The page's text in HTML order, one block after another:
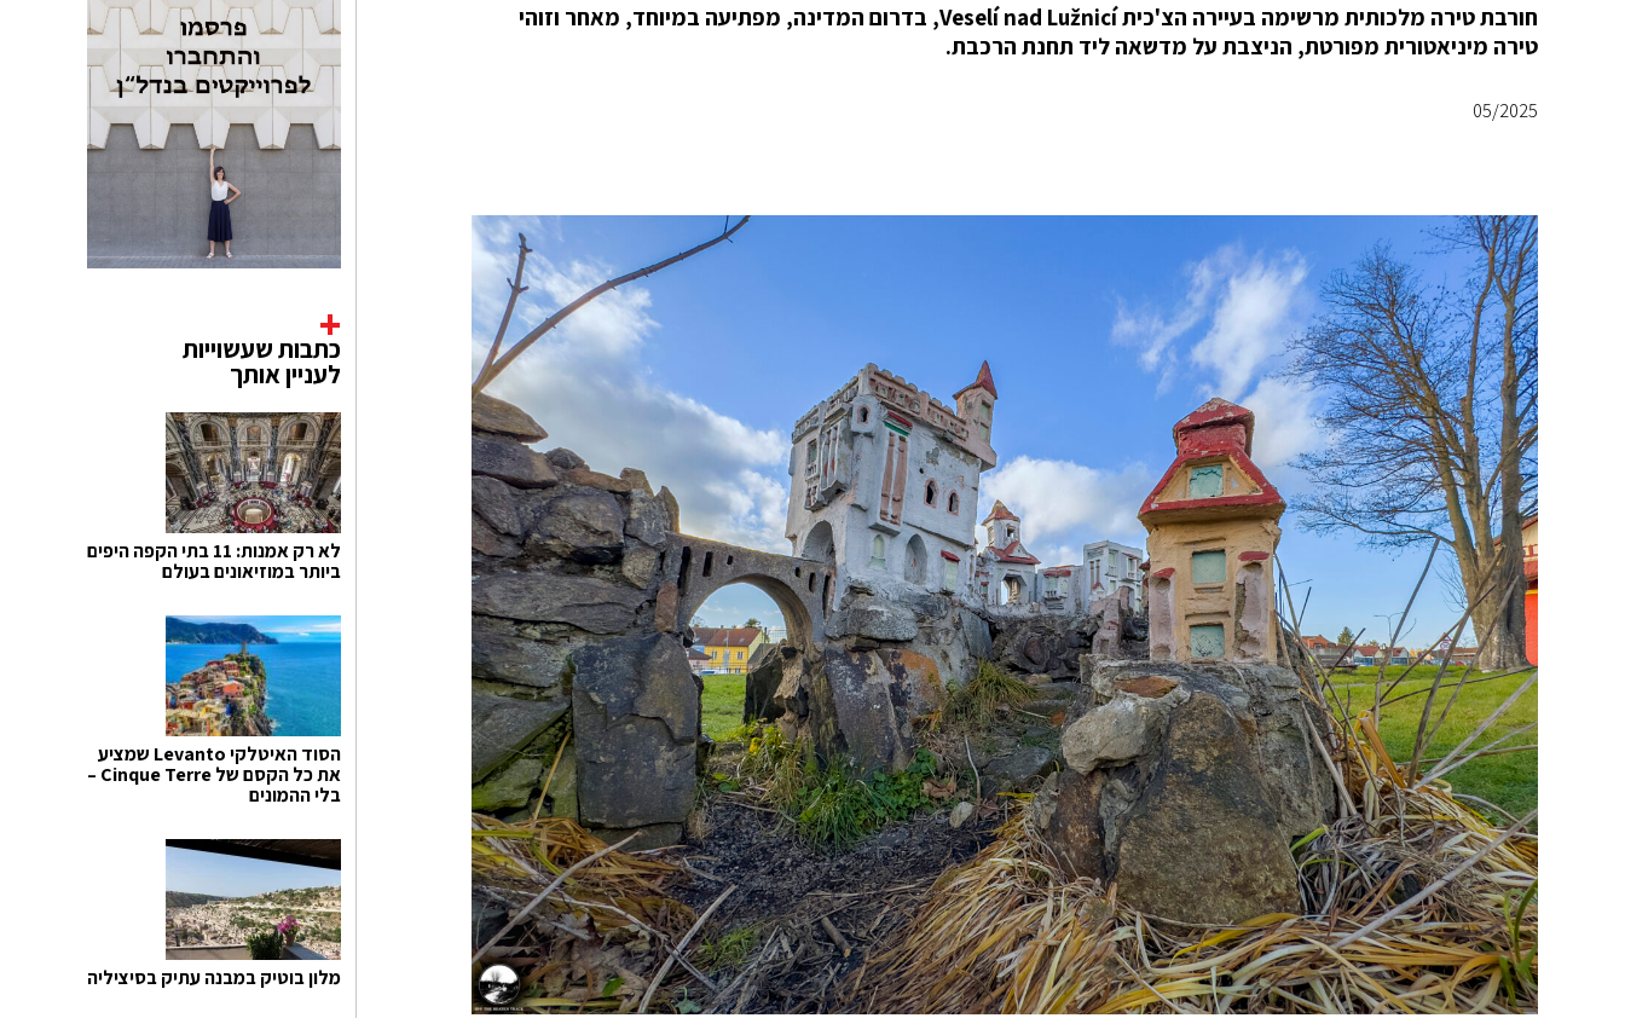
חורבת טירה מלכותית מרשימה בעיירה הצ'כית Veselí nad Lužnicí, בדרום המדינה, מפתיעה במיוחד, מאחר וזוהי
טירה מיניאטורית מפורטת, הניצבת על מדשאה ליד תחנת הרכבת.
05/2025
כתבות שעשוייות
לעניין אותך
לא רק אמנות: 11 בתי הקפה היפים
ביותר במוזיאונים בעולם
הסוד האיטלקי Levanto שמציע
את כל הקסם של Cinque Terre –
בלי ההמונים
מלון בוטיק במבנה עתיק בסיציליה